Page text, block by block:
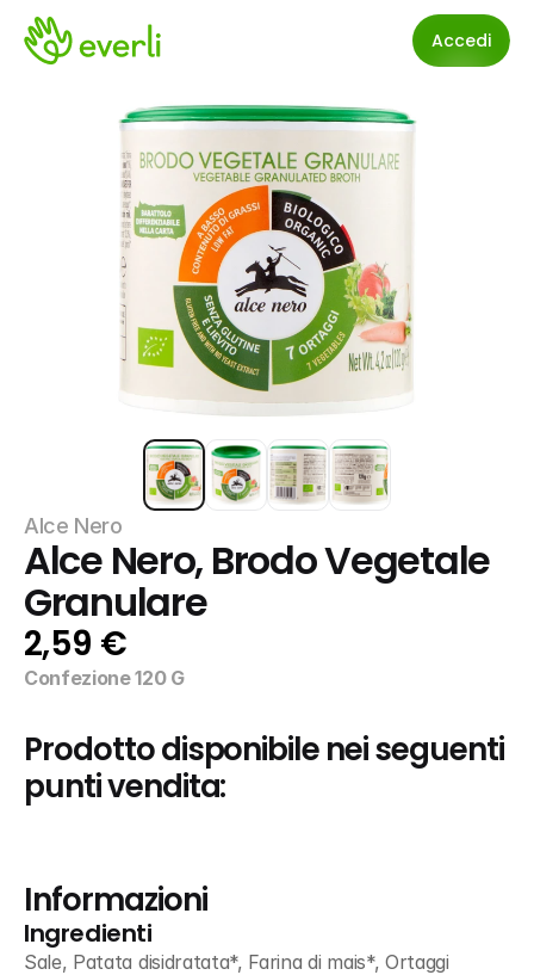
Accedi
Alce Nero
Alce Nero, Brodo Vegetale
Granulare
2,59 €
Confezione 120 G
Prodotto disponibile nei seguenti
punti vendita:
Informazioni
Ingredienti
Sale, Patata disidratata*, Farina di mais*, Ortaggi